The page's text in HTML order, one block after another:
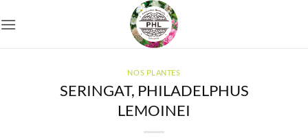
au
NOS PLANTES
SERINGAT, PHILADELPHUS
LEMOINEI